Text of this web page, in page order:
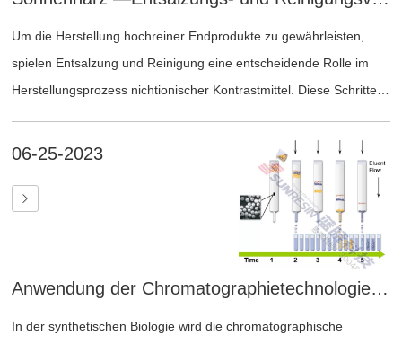
Um die Herstellung hochreiner Endprodukte zu gewährleisten,
spielen Entsalzung und Reinigung eine entscheidende Rolle im
Herstellungsprozess nichtionischer Kontrastmittel. Diese Schritte
organischen Rückständen, Spurenmetallionen und festen
Verunreinigungen. Durch die effektive Beseitigung dieser
Kontaminanten tragen die Entsalzungs- und Reinigungsprozesse
zur Verbesserung der Reinheit und Qualität der Kontrastmittel bei.
Darüber hinaus hilft dieses spezielle Reinigungsverfahren,
unerwünschte Reaktionen und Nebenwirkungen bei Patienten
06-25-2023
Anwendung der Chromatographietechnologie in der Synthetischen Biologie
In der synthetischen Biologie wird die chromatographische